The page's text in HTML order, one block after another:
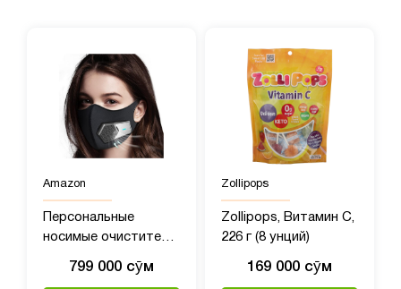
Amazon
Персональные
носимые очистители
мини-очиститель
799 000 сӯм
Zollipops
Zollipops, Витамин C,
226 г (8 унций)
169 000 сӯм